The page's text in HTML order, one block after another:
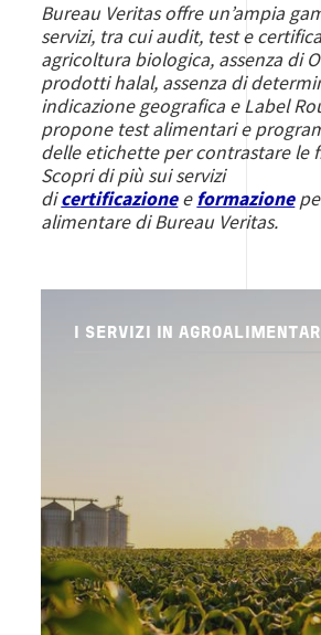
Bureau Veritas offre un’ampia
servizi, tra cui audit, test e
agricoltura biologica, assenza di
prodotti halal, assenza di
indicazione geografica e Label
propone test alimentari e
delle etichette per contrastare le
Scopri di più sui servizi
dicertificazioneeformazione
alimentare di Bureau Veritas.
I SERVIZI IN